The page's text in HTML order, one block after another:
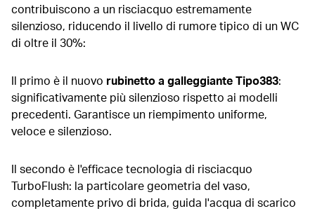
contribuiscono a un risciacquo estremamente
silenzioso, riducendo il livello di rumore tipico di un WC
di oltre il 30%:
Il primo è il nuovo rubinetto a galleggiante Tipo383:
significativamente più silenzioso rispetto ai modelli
precedenti. Garantisce un riempimento uniforme,
veloce e silenzioso.
Il secondo è l'efficace tecnologia di risciacquo
TurboFlush: la particolare geometria del vaso,
completamente privo di brida, guida l'acqua di scarico